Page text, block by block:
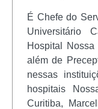
É Chefe do
Universitário
Hospital
além de
nessas
hospitais
Curitiba,